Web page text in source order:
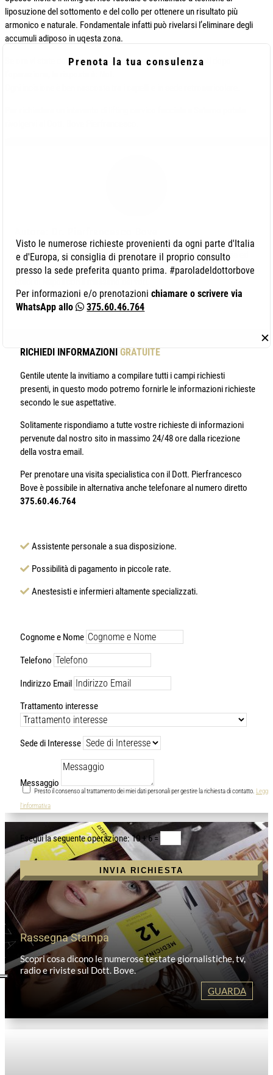
liposuzione del sottomento e del collo per ottenere un risultato più
armonico e naturale. Fondamentale infatti può rivelarsi l’eliminare degli
accumuli adiposo in uqesta zona.
Se ora vi state domandando se ci saranno cicatrici evidenti dopo
Sono il Dr. Pierfrancesco Bove, laureato in Medicina e Chirurgia ed
abilitato alla professione medica presso la Seconda Università degli
RICHIEDI INFORMAZIONI GRATUITE
Gentile utente la invitiamo a compilare tutti i campi richiesti
presenti, in questo modo potremo fornirle le informazioni richieste
secondo le sue aspettative.
Solitamente rispondiamo a tutte vostre richieste di informazioni
pervenute dal nostro sito in massimo 24/48 ore dalla ricezione
della vostra email.
Per prenotare una visita specialistica con il Dott. Pierfrancesco
Bove è possibile in alternativa anche telefonare al numero diretto
375.60.46.764
Assistente personale a sua disposizione.
Possibilità di pagamento in piccole rate.
Anestesisti e infermieri altamente specializzati.
Cognome e Nome
Telefono
Indirizzo Email
Trattamento interesse
Sede di Interesse
Messaggio
Presto il consenso al trattamento dei miei dati personali per gestire la richiesta di contatto. Leggi
l'informativa
10 + 6=
INVIA RICHIESTA
Rassegna Stampa
Scopri cosa dicono le numerose testate giornalistiche, tv,
radio e riviste sul Dott. Bove.
GUARDA
Prenota la tua consulenza
✕
Visto le numerose richieste provenienti da ogni parte d'Italia
e d'Europa, si consiglia di prenotare il proprio consulto
presso la sede preferita quanto prima. #paroladeldottorbove
Per informazioni e/o prenotazionichiamare o scrivere via
WhatsApp allo
375.60.46.764